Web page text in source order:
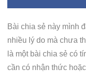
Bài chia sẻ này mình
nhiều lý do mà chưa
là một bài chia sẻ có
cần có nhận thức